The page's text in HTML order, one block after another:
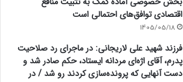
اقتصادی توافق‌های احتمالی است
1405/05/18
فرزند شهید علی لاریجانی: در ماجرای رد صلاحیت
پدرم، آقای اژه‌ای مردانه ایستاد، حکم صادر شد و
دست آنهایی که پرونده‌سازی کردند رو شد / در